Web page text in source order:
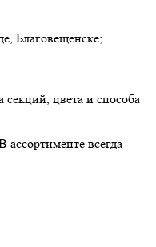
Благовещенске;
цвета и способа
всегда